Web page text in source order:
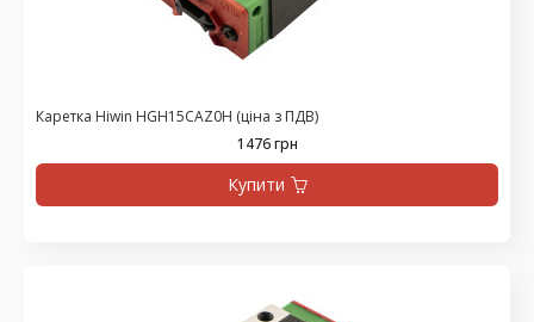
Каретка Hiwin HGH15CAZ0H (ціна з ПДВ)
1476 грн
Купити